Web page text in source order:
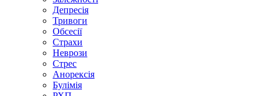
Депресія
Тривоги
Обсесії
Страхи
Неврози
Стрес
Анорексія
Булімія